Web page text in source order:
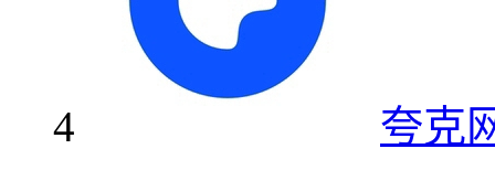
4
夸克